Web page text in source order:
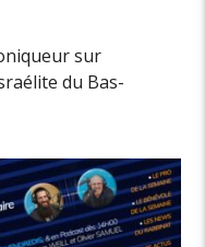
sur
du Bas-